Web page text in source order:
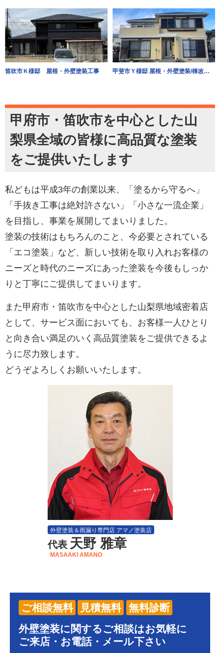
笛吹市Ｋ様邸 屋根・外壁塗装工事 甲斐市Ｙ様邸 屋根・外壁塗装/棟改修工事
甲府市・笛吹市を中心とした山
梨県全域の皆様に高品質な塗装
をご提供いたします
私どもは平成3年の創業以来、「塗るから守るへ」
「手抜き工事は絶対許さない」「小さな一流企業」
を目指し、事業を展開してまいりました。
塗装の技術はもちろんのこと、今必要とされている
「エコ塗装」など、新しい技術を取り入れお客様の
ニーズと時代のニーズにあった塗装を今後もしっか
りと丁寧にご提供してまいります。
また甲府市・笛吹市を中心とした山梨県地域密着店
として、サービス面においても、お客様一人ひとり
と向き合い満足のいく高品質塗装をご提供できるよ
うに尽力致します。
どうぞよろしくお願いいたします。
外壁塗装＆雨漏り専門店 アマノ塗装店
代表 天野 雅章
MASAAKI AMANO
ご相談無料 見積無料
無料診断
外壁塗装に関するご相談はお気軽に
ご来店・お電話・メール下さい